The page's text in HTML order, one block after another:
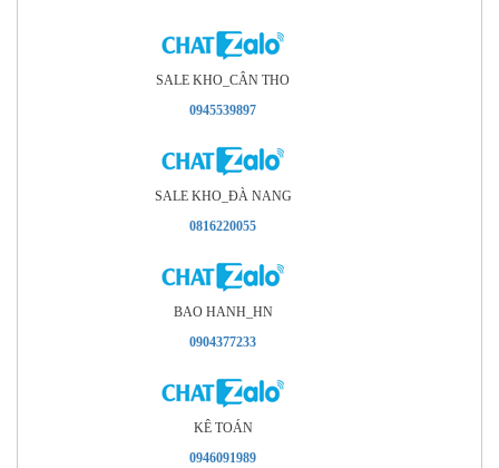
SALE KHO_CÂN THO
0945539897
SALE KHO_ÐÀ NANG
0816220055
BAO HANH_HN
0904377233
KÊ TOÁN
0946091989